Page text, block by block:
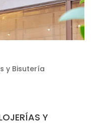
y Bisutería
Y